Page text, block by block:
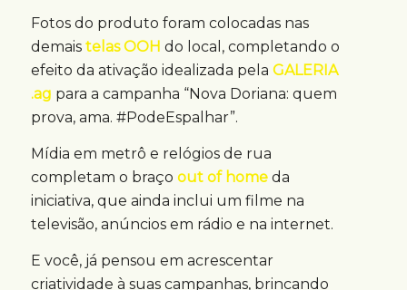
Fotos do produto foram colocadas nas
demais telas OOH do local, completando o
efeito da ativação idealizada pela GALERIA
.ag para a campanha “Nova Doriana: quem
prova, ama. #PodeEspalhar”.
Mídia em metrô e relógios de rua
completam o braço out of homeda
iniciativa, que ainda inclui um filme na
televisão, anúncios em rádio e na internet.
E você, já pensou em acrescentar
criatividade à suas campanhas, brincando